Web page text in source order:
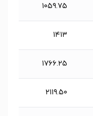
۱۰۵۹.۷۵
۱۴۱۳
۱۷۶۶.۲۵
۲۱۱۹.۵۰